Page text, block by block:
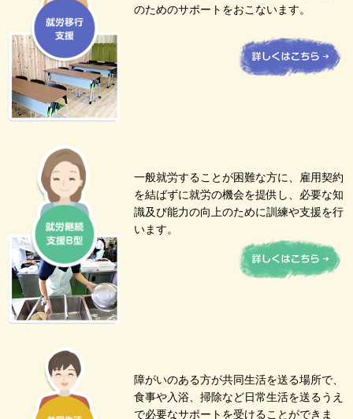
のためのサポートをおこないます。
一般就労することが困難な方に、雇用契約
を結ばずに就労の機会を提供し、必要な知
識及び能力の向上のために訓練や支援を行
います。
障がいのある方が共同生活を送る場所で、
食事や入浴、掃除など日常生活を送るうえ
で必要なサポートを受けることができま